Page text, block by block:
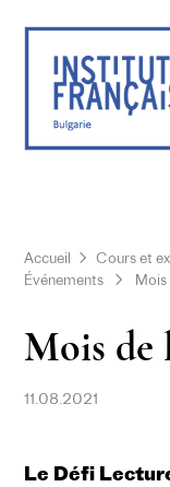
Accueil Cours et
Événements
Mois de
11.08.2021
Le Défi